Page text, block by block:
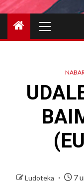
Menu
Ludoteka 7